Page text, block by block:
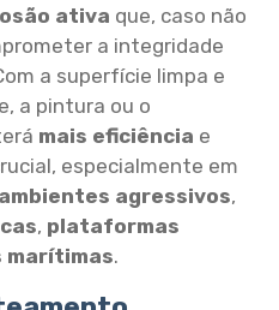
ativa que, caso não
a integridade
a superfície limpa e
a pintura ou o
mais eficiência e
especialmente em
ambientes agressivos,
, plataformas
.